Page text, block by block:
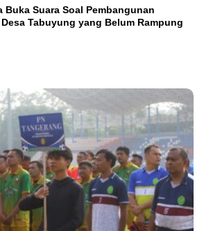
Buka Suara Soal Pembangunan
Tabuyung yang Belum Rampung